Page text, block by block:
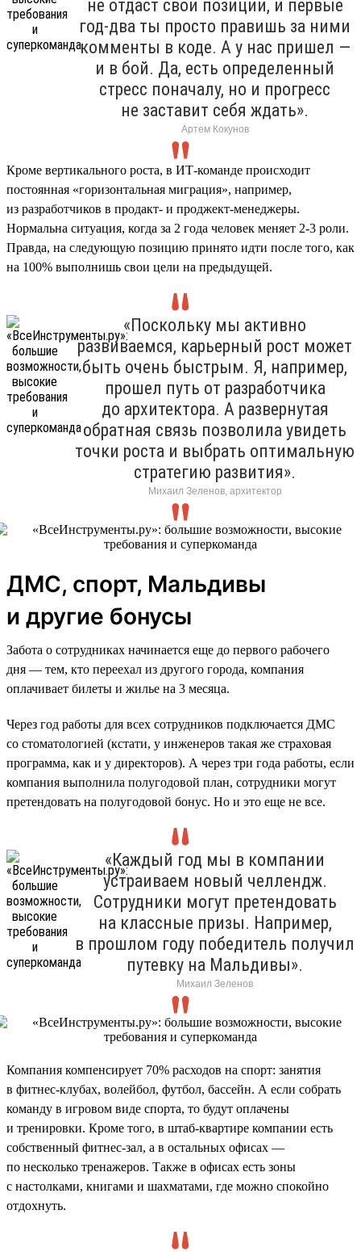
не отдаст свои позиции, и первые
год-два ты просто правишь за ними
комменты в коде. А у нас пришел —
и в бой. Да, есть определенный
стресс поначалу, но и прогресс
не заставит себя ждать».
Артем Кокунов
Кроме вертикального роста, в ИТ-команде происходит
постоянная «горизонтальная миграция», например,
из разработчиков в продакт- и проджект-менеджеры.
Нормальна ситуация, когда за 2 года человек меняет 2-3 роли.
Правда, на следующую позицию принято идти после того, как
на 100% выполнишь свои цели на предыдущей.
«Поскольку мы активно
развиваемся, карьерный рост может
быть очень быстрым. Я, например,
прошел путь от разработчика
до архитектора. А развернутая
обратная связь позволила увидеть
точки роста и выбрать оптимальную
стратегию развития».
Михаил Зеленов, архитектор
ДМС, спорт, Мальдивы
и другие бонусы
Забота о сотрудниках начинается еще до первого рабочего
дня — тем, кто переехал из другого города, компания
оплачивает билеты и жилье на 3 месяца.
Через год работы для всех сотрудников подключается ДМС
со стоматологией (кстати, у инженеров такая же страховая
программа, как и у директоров). А через три года работы, если
компания выполнила полугодовой план, сотрудники могут
претендовать на полугодовой бонус. Но и это еще не все.
«Каждый год мы в компании
устраиваем новый челлендж.
Сотрудники могут претендовать
на классные призы. Например,
в прошлом году победитель получил
путевку на Мальдивы».
Михаил Зеленов
Компания компенсирует 70% расходов на спорт: занятия
в фитнес-клубах, волейбол, футбол, бассейн. А если собрать
команду в игровом виде спорта, то будут оплачены
и тренировки. Кроме того, в штаб-квартире компании есть
собственный фитнес-зал, а в остальных офисах —
по несколько тренажеров. Также в офисах есть зоны
с настолками, книгами и шахматами, где можно спокойно
отдохнуть.